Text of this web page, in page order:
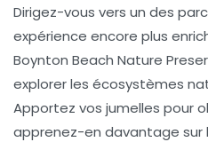
Dirigez-vous vers un des
expérience encore plus
Boynton Beach Nature
explorer les écosystèmes
Apportez vos jumelles pour
apprenez-en davantage sur